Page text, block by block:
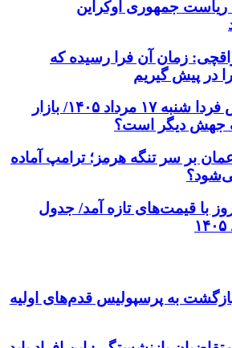
ریاست جمهوری اوکراین
زمان آن فرا رسیده که
در پیش گیریم
پیش‌بینی بورس فردا شنبه ۱۷ مرداد ۱۴۰۵/ بازار
جهش دیگر است؟
بر سر تنگه هرمز؛ ترامپ آماده
با قیمت‌های تازه آمد/ جدول
به پرسپولیس قدم‌های اولیه